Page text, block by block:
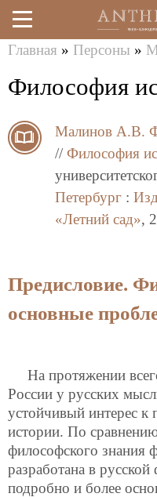
Перейти
к
здесь
Главная » Персоны »
Философия
Малинов А.В.
// Философия
Петербург :
«Летний сад»,
Предисловие.
основные
На протяжении
России у русских
устойчивый интерес
истории. По
философского знания
разработана в
подробно и более